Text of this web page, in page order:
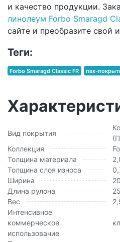
и качество продукции.
линолеум Forbo Smaragd
сайте и преобразите свой
Теги:
Forbo Smaragd Classic FR пвх-
Вид покрытия
Коллекция
Толщина материала
Толщина слоя износа
Ширина
Длина рулона
Вес
Интенсивное
коммерческое
использование